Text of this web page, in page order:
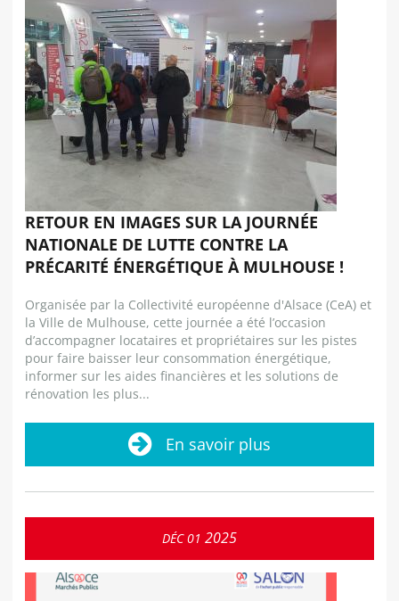
RETOUR EN IMAGES SUR LA JOURNÉE
NATIONALE DE LUTTE CONTRE LA
PRÉCARITÉ ÉNERGÉTIQUE À MULHOUSE !
Organisée par la Collectivité européenne d'Alsace (CeA) et
la Ville de Mulhouse, cette journée a été l’occasion
d’accompagner locataires et propriétaires sur les pistes
pour faire baisser leur consommation énergétique,
informer sur les aides financières et les solutions de
rénovation les plus...
En savoir plus
DÉC 01 2025